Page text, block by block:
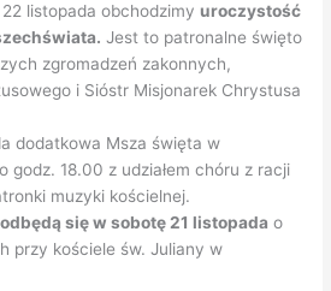
listopada obchodzimy uroczystość
Jest to patronalne święto
zgromadzeń zakonnych,
i Sióstr Misjonarek Chrystusa
dodatkowa Msza święta w
godz. 18.00 z udziałem chóru z racji
muzyki kościelnej.
się w sobotę 21 listopada o
przy kościele św. Juliany w